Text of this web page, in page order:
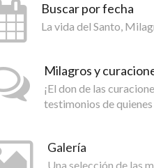
Buscar por fecha
La vida del Santo,
Milagros y
¡El don de las
testimonios de
Galería